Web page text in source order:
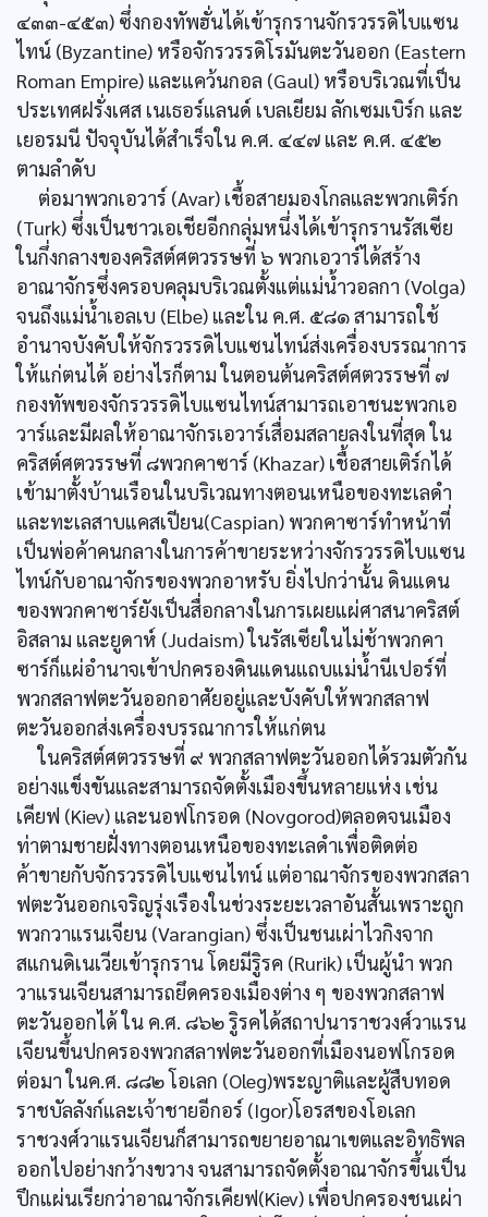
๔๓๓-๔๕๓) ซึ่งกองทัพฮั่นได้เข้ารุกรานจักรวรรดิไบแซน
ไทน์ (Byzantine) หรือจักรวรรดิโรมันตะวันออก (Eastern
Roman Empire) และแคว้นกอล (Gaul) หรือบริเวณที่เป็น
ประเทศฝรั่งเศส เนเธอร์แลนด์ เบลเยียม ลักเซมเบิร์ก และ
เยอรมนี ปัจจุบันได้สำเร็จใน ค.ศ. ๔๔๗ และ ค.ศ. ๔๕๒
ตามลำดับ
ต่อมาพวกเอวาร์ (Avar) เชื้อสายมองโกลและพวกเติร์ก
(Turk) ซึ่งเป็นชาวเอเชียอีกกลุ่มหนึ่งได้เข้ารุกรานรัสเซีย
ในกึ่งกลางของคริสต์ศตวรรษที่ ๖ พวกเอวาร์ได้สร้าง
อาณาจักรซึ่งครอบคลุมบริเวณตั้งแต่แม่น้ำวอลกา (Volga)
จนถึงแม่น้ำเอลเบ (Elbe) และใน ค.ศ. ๕๘๑ สามารถใช้
อำนาจบังคับให้จักรวรรดิไบแซนไทน์ส่งเครื่องบรรณาการ
ให้แก่ตนได้ อย่างไรก็ตาม ในตอนต้นคริสต์ศตวรรษที่ ๗
กองทัพของจักรวรรดิไบแซนไทน์สามารถเอาชนะพวกเอ
วาร์และมีผลให้อาณาจักรเอวาร์เสื่อมสลายลงในที่สุด ใน
คริสต์ศตวรรษที่ ๘พวกคาซาร์ (Khazar) เชื้อสายเติร์กได้
เข้ามาตั้งบ้านเรือนในบริเวณทางตอนเหนือของทะเลดำ
และทะเลสาบแคสเปียน(Caspian) พวกคาซาร์ทำหน้าที่
เป็นพ่อค้าคนกลางในการค้าขายระหว่างจักรวรรดิไบแซน
ไทน์กับอาณาจักรของพวกอาหรับ ยิ่งไปกว่านั้น ดินแดน
ของพวกคาซาร์ยังเป็นสื่อกลางในการเผยแผ่ศาสนาคริสต์
อิสลาม และยูดาห์ (Judaism) ในรัสเซียในไม่ช้าพวกคา
ซาร์ก็แผ่อำนาจเข้าปกครองดินแดนแถบแม่น้ำนีเปอร์ที่
พวกสลาฟตะวันออกอาศัยอยู่และบังคับให้พวกสลาฟ
ตะวันออกส่งเครื่องบรรณาการให้แก่ตน
ในคริสต์ศตวรรษที่ ๙ พวกสลาฟตะวันออกได้รวมตัวกัน
อย่างแข็งขันและสามารถจัดตั้งเมืองขึ้นหลายแห่ง เช่น
เคียฟ (Kiev) และนอฟโกรอด (Novgorod)ตลอดจนเมือง
ท่าตามชายฝั่งทางตอนเหนือของทะเลดำเพื่อติดต่อ
ค้าขายกับจักรวรรดิไบแซนไทน์ แต่อาณาจักรของพวกสลา
ฟตะวันออกเจริญรุ่งเรืองในช่วงระยะเวลาอันสั้นเพราะถูก
พวกวาแรนเจียน (Varangian) ซึ่งเป็นชนเผ่าไวกิงจาก
สแกนดิเนเวียเข้ารุกราน โดยมีรูิรค (Rurik) เป็นผู้นำ พวก
วาแรนเจียนสามารถยึดครองเมืองต่าง ๆ ของพวกสลาฟ
ตะวันออกได้ ใน ค.ศ. ๘๖๒ รูิรคได้สถาปนาราชวงศ์วาแรน
เจียนขึ้นปกครองพวกสลาฟตะวันออกที่เมืองนอฟโกรอด
ต่อมา ในค.ศ. ๘๘๒ โอเลก (Oleg)พระญาติและผู้สืบทอด
ราชบัลลังก์และเจ้าชายอีกอร์ (Igor)โอรสของโอเลก
ราชวงศ์วาแรนเจียนก็สามารถขยายอาณาเขตและอิทธิพล
ออกไปอย่างกว้างขวาง จนสามารถจัดตั้งอาณาจักรขึ้นเป็น
ปึกแผ่นเรียกว่าอาณาจักรเคียฟ(Kiev) เพื่อปกครองชนเผ่า